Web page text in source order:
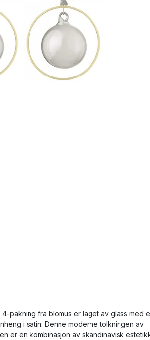
4-pakning fra blomus er laget av glass med
i satin. Denne moderne tolkningen av
er en kombinasjon av skandinavisk